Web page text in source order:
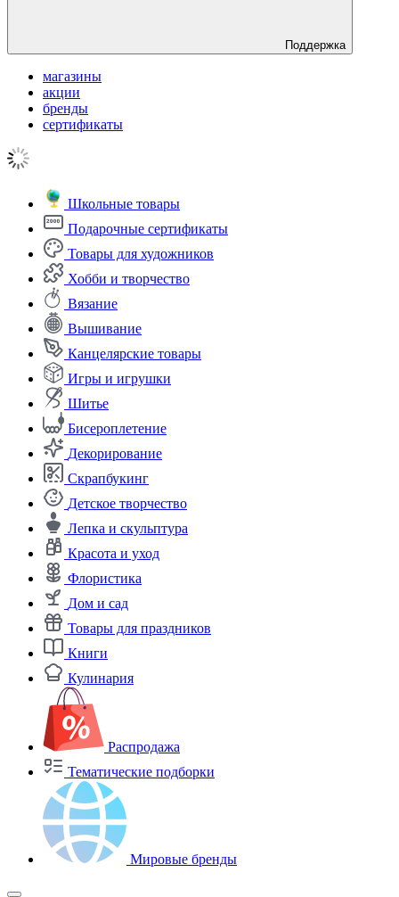
Поддержка
магазины
акции
бренды
сертификаты
Школьные товары
Подарочные сертификаты
Товары для художников
Хобби и творчество
Вязание
Вышивание
Канцелярские товары
Игры и игрушки
Шитье
Бисероплетение
Декорирование
Скрапбукинг
Детское творчество
Лепка и скульптура
Красота и уход
Флористика
Дом и сад
Товары для праздников
Книги
Кулинария
Распродажа
Тематические подборки
Мировые бренды